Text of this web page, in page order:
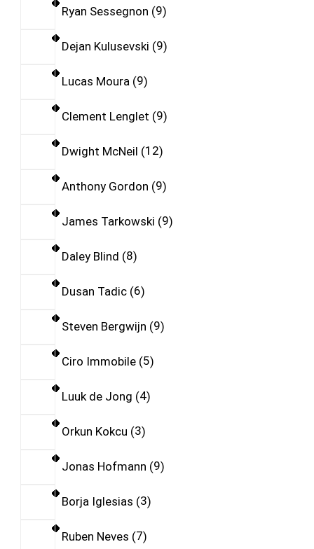
Ryan Sessegnon 9
Dejan Kulusevski 9
Lucas Moura 9
Clement Lenglet 9
Dwight McNeil 12
Anthony Gordon 9
James Tarkowski 9
Daley Blind 8
Dusan Tadic 6
Steven Bergwijn 9
Ciro Immobile 5
Luuk de Jong 4
Orkun Kokcu 3
Jonas Hofmann 9
Borja Iglesias 3
Ruben Neves 7